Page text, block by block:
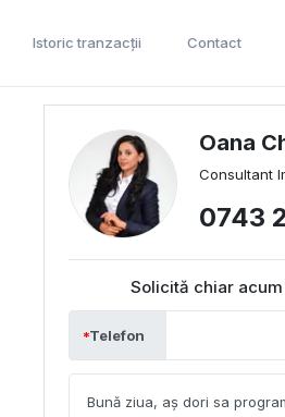
Istoric tranzacții Contact
Oana
Consultant
0743
Solicită chiar
Telefon